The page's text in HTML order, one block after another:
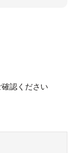
認ください